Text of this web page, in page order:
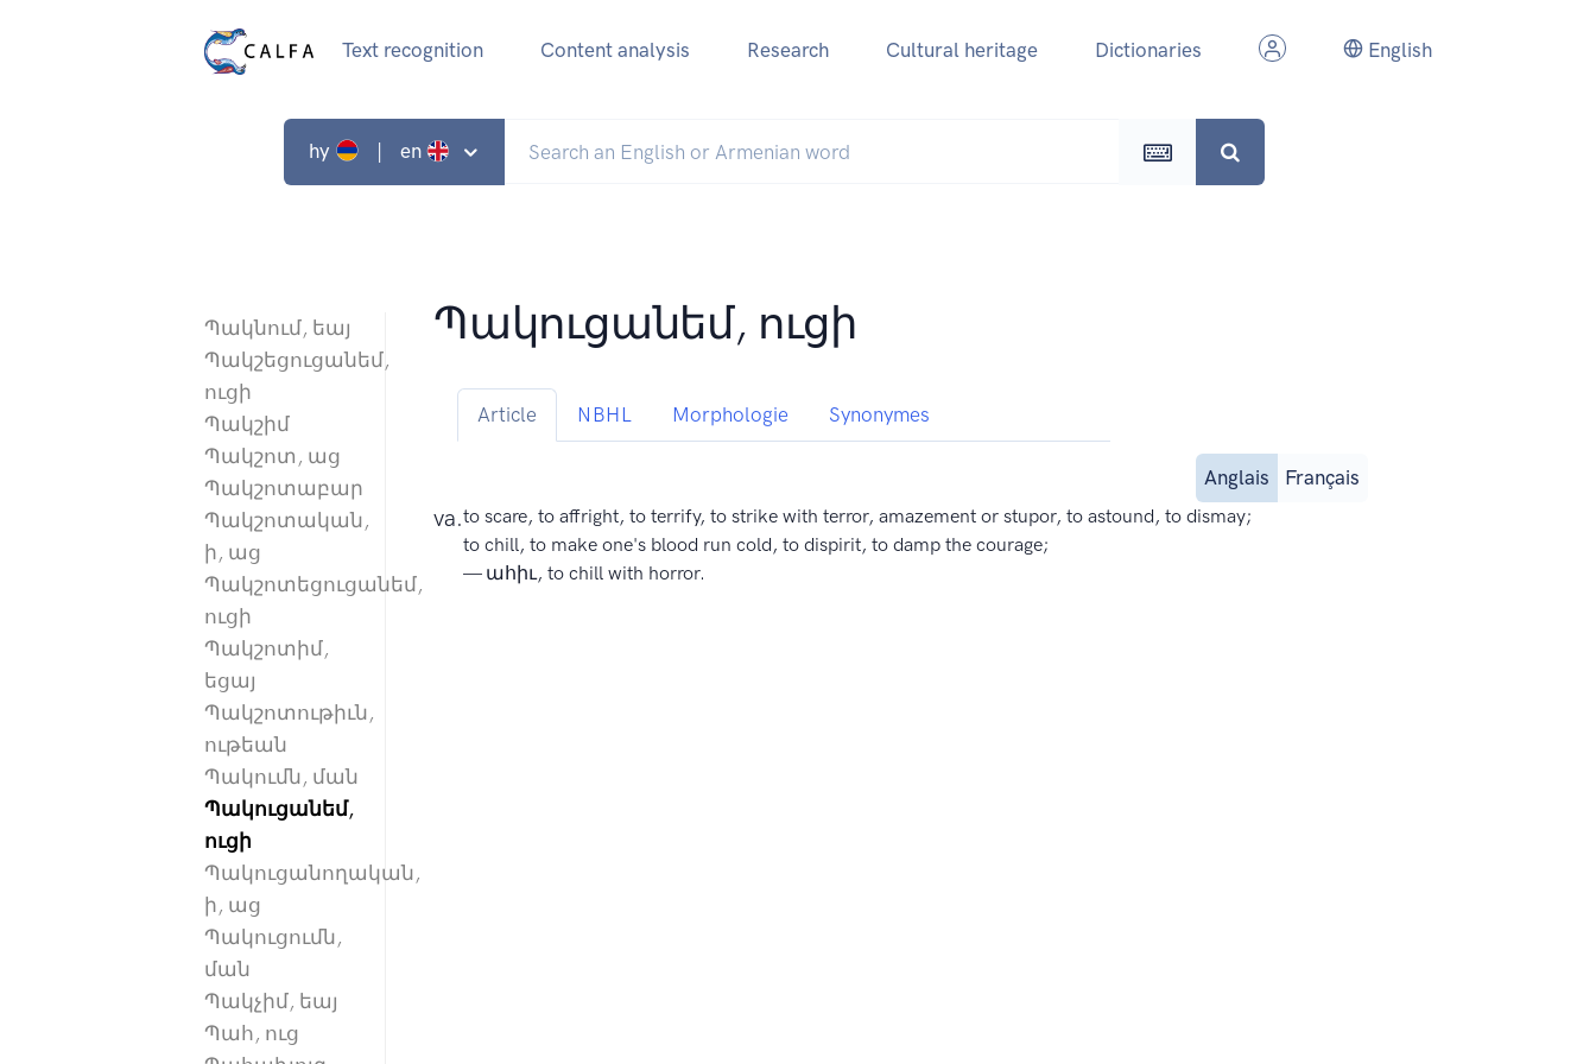
Text recognition Content analysis Research Cultural heritage Dictionaries English
hy | en
Պակնում, եայ
Պակշեցուցանեմ,
ուցի
Պակշիմ
Պակշոտ, աց
Պակշոտաբար
Պակշոտական,
ի, աց
Պակշոտեցուցանեմ,
ուցի
Պակշոտիմ,
եցայ
Պակշոտութիւն,
ութեան
Պակումն, ման
Պակուցանեմ,
ուցի
Պակուցանողական,
ի, աց
Պակուցումն,
ման
Պակչիմ, եայ
Պահ, ուց
Պակուցանեմ, ուցի
Article NBHL Morphologie Synonymes
Anglais Français
va.to scare, to affright, to terrify, to strike with terror, amazement or stupor, to astound, to dismay;
to chill, to make one's blood run cold, to dispirit, to damp the courage;
— ահիւ, to chill with horror.